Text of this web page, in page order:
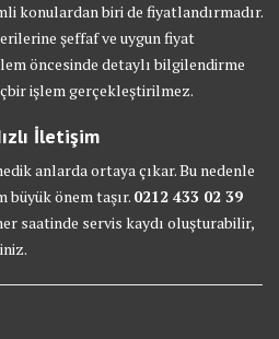
konulardan biri de fiyatlandırmadır.
şeffaf ve uygun fiyat
öncesinde detaylı bilgilendirme
işlem gerçekleştirilmez.
İletişim
anlarda ortaya çıkar. Bu nedenle
büyük önem taşır. 0212 433 02 39
saatinde servis kaydı oluşturabilir,